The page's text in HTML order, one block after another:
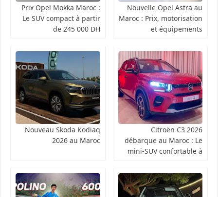
Nouvelle Opel Astra au
Maroc : Prix, motorisation
et équipements
Prix Opel Mokka Maroc :
Le SUV compact à partir
de 245 000 DH
Citroën C3 2026
débarque au Maroc : Le
mini-SUV confortable à
Nouveau Skoda Kodiaq
2026 au Maroc